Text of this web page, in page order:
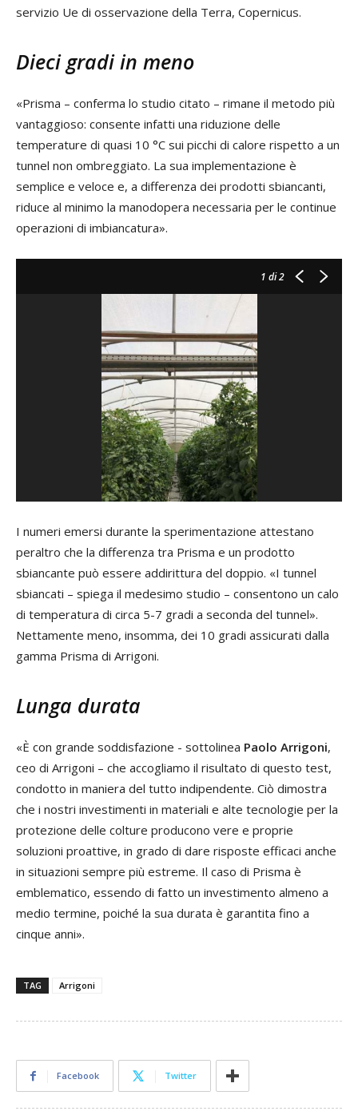
servizio Ue di osservazione della Terra, Copernicus.
Dieci gradi in meno
«Prisma – conferma lo studio citato – rimane il metodo più
vantaggioso: consente infatti una riduzione delle
temperature di quasi 10 °C sui picchi di calore rispetto a un
tunnel non ombreggiato. La sua implementazione è
semplice e veloce e, a differenza dei prodotti sbiancanti,
riduce al minimo la manodopera necessaria per le continue
operazioni di imbiancatura».
1 di 2
I numeri emersi durante la sperimentazione attestano
peraltro che la differenza tra Prisma e un prodotto
sbiancante può essere addirittura del doppio. «I tunnel
sbiancati – spiega il medesimo studio – consentono un calo
di temperatura di circa 5-7 gradi a seconda del tunnel».
Nettamente meno, insomma, dei 10 gradi assicurati dalla
gamma Prisma di Arrigoni.
Lunga durata
«È con grande soddisfazione - sottolinea Paolo Arrigoni,
ceo di Arrigoni – che accogliamo il risultato di questo test,
condotto in maniera del tutto indipendente. Ciò dimostra
che i nostri investimenti in materiali e alte tecnologie per la
protezione delle colture producono vere e proprie
soluzioni proattive, in grado di dare risposte efficaci anche
in situazioni sempre più estreme. Il caso di Prisma è
emblematico, essendo di fatto un investimento almeno a
medio termine, poiché la sua durata è garantita fino a
cinque anni».
TAG Arrigoni
Facebook Twitter